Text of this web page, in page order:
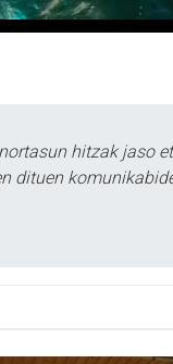
hitzak jaso
dituen